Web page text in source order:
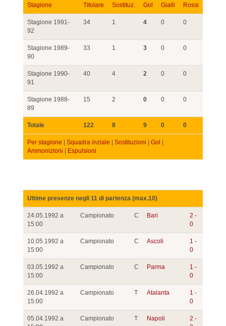
Stagione Titolare Sostituz. Gol Gialli Rossi
Stagione 1991-
92
34 1 4 0 0
Stagione 1989-
90
33 1 3 0 0
Stagione 1990-
91
40 4 2 0 0
Stagione 1988-
89
15 2 0 0 0
Totale 122 8 9 0 0
Per stagione Squadra inziale Sostituzioni Gol
Ammonizioni
Espulsioni
Ultime presenze negli 11 di partenza (max.10)
24.05.1992 a
15:00
Campionato C Bari
2 -
0
10.05.1992 a
15:00
Campionato C Ascoli
1 -
0
03.05.1992 a
15:00
Campionato C Parma
1 -
0
26.04.1992 a
15:00
Campionato T Atalanta
1 -
0
05.04.1992 a
Campionato T Napoli
2 -